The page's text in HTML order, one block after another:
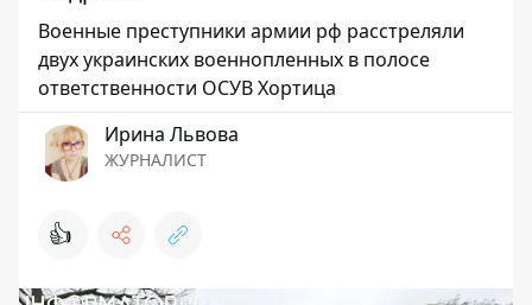
Военные преступники армии рф расстреляли
двух украинских военнопленных в полосе
ответственности ОСУВ Хортица
Ирина Львова
ЖУРНАЛИСТ
👍